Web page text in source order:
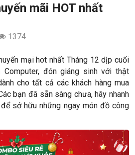
mãi HOT nhất
1374
mại hot nhất Tháng 12 dịp cuối
đón giáng sinh với thật
cho tất cả các khách hàng mua
bạn đã sẵn sàng chưa, hãy nhanh
sở hữu những ngay món đồ công